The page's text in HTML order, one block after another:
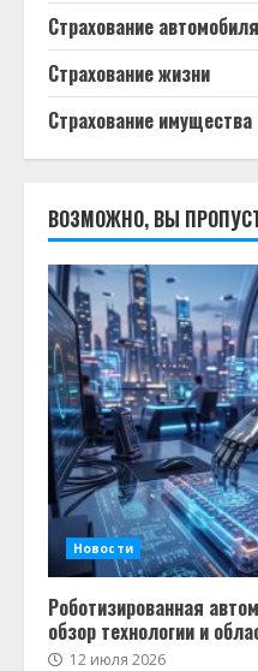
Страхование автомобиля
Страхование жизни
Страхование имущества
ВОЗМОЖНО, ВЫ
Новости
Роботизированная
обзор технологии и
12 июля 2026